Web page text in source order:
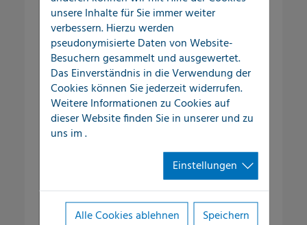
Vorname*
Nachname*
unsere Inhalte für Sie immer weiter
verbessern. Hierzu werden
pseudonymisierte Daten von Website-
Besuchern gesammelt und ausgewertet.
Das Einverständnis in die Verwendung der
Cookies können Sie jederzeit widerrufen.
Weitere Informationen zu Cookies auf
dieser Website finden Sie in unsererund zu
uns im.
Einstellungen
Alle Cookies ablehnen
Speichern